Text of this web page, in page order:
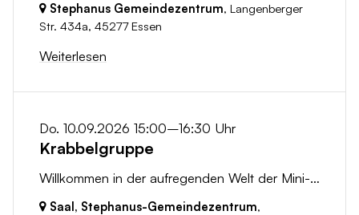
Stephanus Gemeindezentrum, Langenberger
Str. 434a, 45277 Essen
Weiterlesen
Do. 10.09.2026 15:00–16:30 Uhr
Krabbelgruppe
Willkommen in der aufregenden Welt der Mini-Stephanüsse! Hier treffen sich abenteuerlustige Kleinkinder und ihre Eltern, um gemeinsam zu spielen, zu...
Saal, Stephanus-Gemeindezentrum,